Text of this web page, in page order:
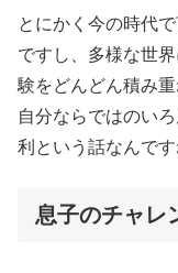
とにかく今の時代
ですし、多様な世
験をどんどん積み
自分ならではのい
利という話なんです
息子のチャレ